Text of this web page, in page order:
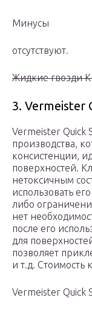
Минусы
отсутствуют.
Жидкие гвозди
3. Vermeister
Vermeister Quick
производства,
консистенции,
поверхностей.
нетоксичным
использовать
либо
нет
после его
для
позволяет
и т.д. Стоимость
Vermeister Quick